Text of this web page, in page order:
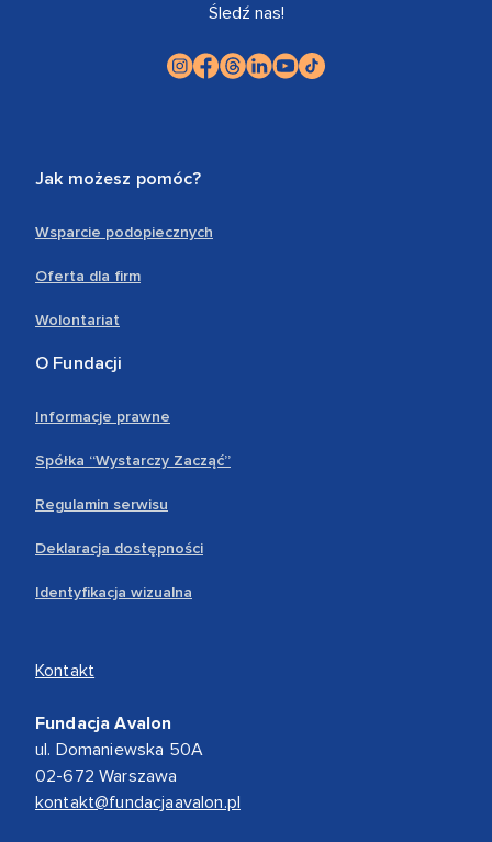
Śledź nas!
Jak możesz pomóc?
Wsparcie podopiecznych
Oferta dla firm
Wolontariat
O Fundacji
Informacje prawne
Spółka “Wystarczy Zacząć”
Regulamin serwisu
Deklaracja dostępności
Identyfikacja wizualna
Kontakt
Fundacja Avalon
ul. Domaniewska 50A
02-672 Warszawa
kontakt@fundacjaavalon.pl